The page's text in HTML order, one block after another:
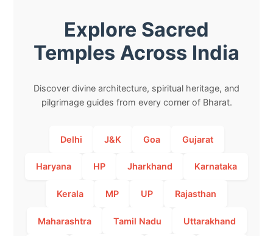
Explore Sacred
Temples Across India
Discover divine architecture, spiritual heritage, and
pilgrimage guides from every corner of Bharat.
Delhi J&K Goa Gujarat
Haryana HP Jharkhand Karnataka
Kerala MP UP Rajasthan
Maharashtra Tamil Nadu Uttarakhand